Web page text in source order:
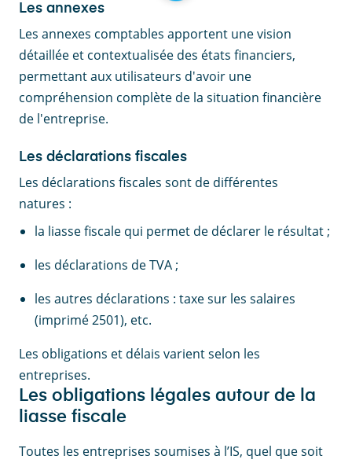
Les annexes
Les annexes comptables apportent une vision
détaillée et contextualisée des états financiers,
permettant aux utilisateurs d'avoir une
compréhension complète de la situation financière
de l'entreprise.
Les déclarations fiscales
Les déclarations fiscales sont de différentes
natures :
la liasse fiscale qui permet de déclarer le résultat ;
les déclarations de TVA ;
les autres déclarations : taxe sur les salaires
(imprimé 2501), etc.
Les obligations et délais varient selon les
entreprises.
Les obligations légales autour de la
liasse fiscale
Toutes les entreprises soumises à l’IS, quel que soit